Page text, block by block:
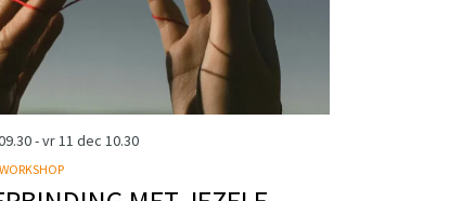
-vr 11 dec 10.30